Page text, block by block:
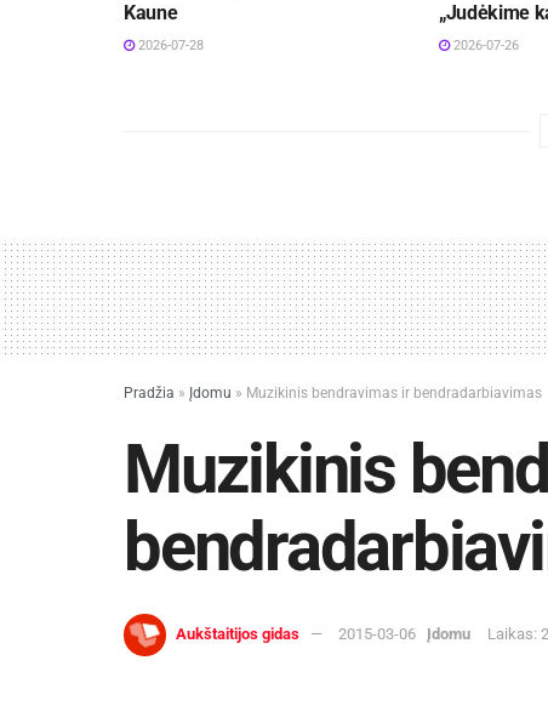
Kaune
2026-07-28
„Judėkime
2026-07-26
Pradžia » Įdomu » Muzikinis bendravimas ir bendradarbiavimas
Muzikinis
Aukštaitijos gidas 2015-03-06 Įdomu Laikas: